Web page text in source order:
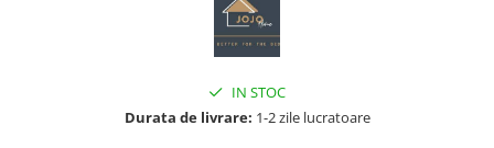
IN STOC
Durata de livrare: 1-2 zile lucratoare